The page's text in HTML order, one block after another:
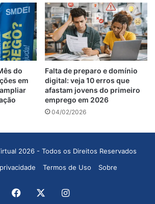
do
em
Falta de preparo e domínio
digital: veja 10 erros que
afastam jovens do primeiro
emprego em 2026
04/02/2026
2026 - Todos os Direitos Reservados
Termos de Uso Sobre
Facebook Instagram